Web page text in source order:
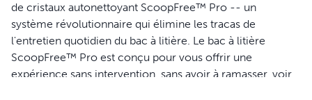
de cristaux autonettoyant ScoopFree™ Pro -- un
système révolutionnaire qui élimine les tracas de
l'entretien quotidien du bac à litière. Le bac à litière
ScoopFree™ Pro est conçu pour vous offrir une
expérience sans intervention, sans avoir à ramasser, voir